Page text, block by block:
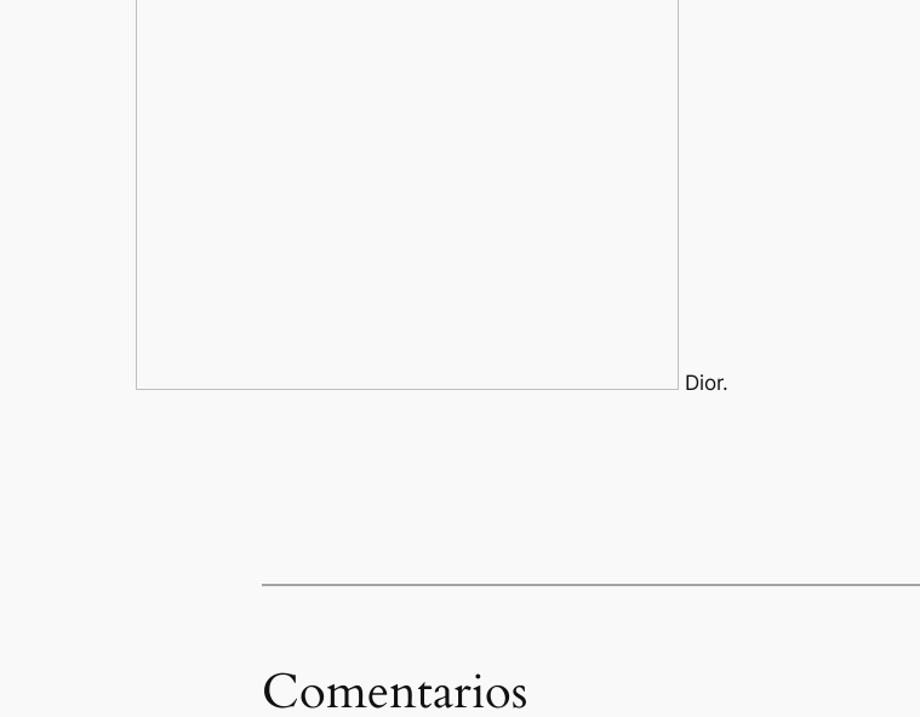
Dior.
Comentarios